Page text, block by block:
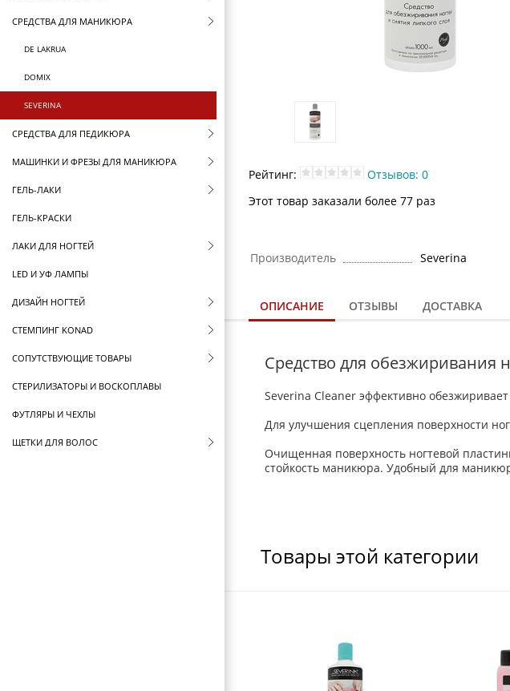
СРЕДСТВА ДЛЯ МАНИКЮРА
DE LAKRUA
DOMIX
SEVERINA
СРЕДСТВА ДЛЯ ПЕДИКЮРА
МАШИНКИ И ФРЕЗЫ ДЛЯ МАНИКЮРА
ГЕЛЬ-ЛАКИ
ГЕЛЬ-КРАСКИ
ЛАКИ ДЛЯ НОГТЕЙ
LED И УФ ЛАМПЫ
ДИЗАЙН НОГТЕЙ
СТЕМПИНГ KONAD
СОПУТСТВУЮЩИЕ ТОВАРЫ
СТЕРИЛИЗАТОРЫ И ВОСКОПЛАВЫ
ФУТЛЯРЫ И ЧЕХЛЫ
ЩЕТКИ ДЛЯ ВОЛОС
Рейтинг:
Отзывов: 0
Этот товар заказали более 77 раз
Производитель Severina
ОПИСАНИЕ ОТЗЫВЫ ДОСТАВКА
Средство для обезжиривания
Severina Cleaner эффективно
Для улучшения сцепления поверхности
Очищенная поверхность ногтевой
стойкость маникюра. Удобный для
Товары этой категории